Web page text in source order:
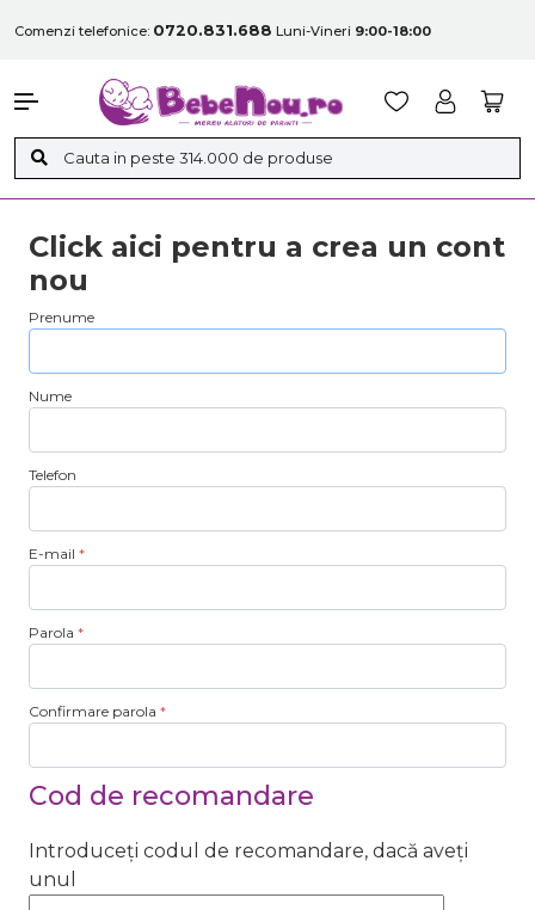
Comenzi telefonice: 0720.831.688 Luni-Vineri 9:00-18:00
Click aici pentru a crea un cont
nou
Prenume
Nume
Telefon
E-mail
Parola
Confirmare parola
Cod de recomandare
Introduceți codul de recomandare, dacă aveți
unul